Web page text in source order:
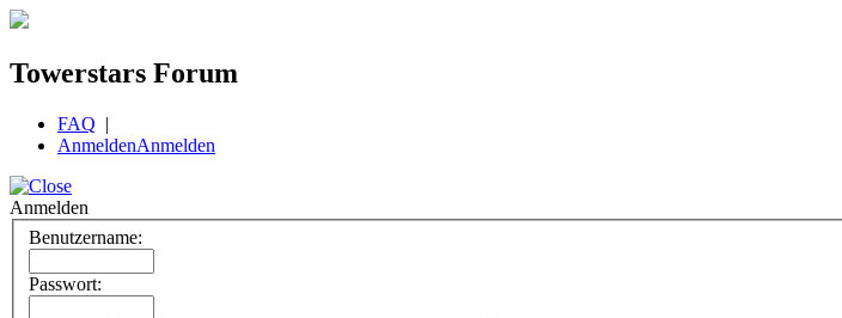
Towerstars Forum
FAQ |
AnmeldenAnmelden
Anmelden
Benutzername:
Passwort: